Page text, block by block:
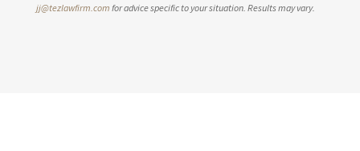
jj@tezlawfirm.com for advice specific to your situation. Results may vary.